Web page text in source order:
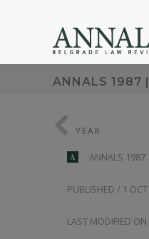
ANNALS 1987
YEAR
A ANNALS
PUBLISHED / 1
LAST MODIFIED